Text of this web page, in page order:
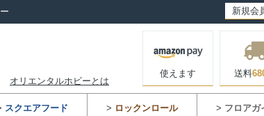
新規会
オリエンタルホビーとは
使えます 送料
スクエアフード > ロックンロール > フロアガ